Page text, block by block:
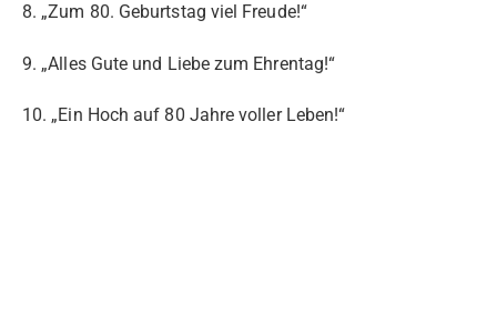
8. „Zum 80. Geburtstag viel Freude!“
9. „Alles Gute und Liebe zum Ehrentag!“
10. „Ein Hoch auf 80 Jahre voller Leben!“